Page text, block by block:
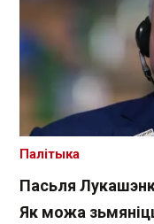
Пасьля
Як можа
Палітыка